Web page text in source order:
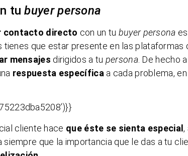
tubuyer persona
contacto directo con un tu buyer persona
que estar presente en las plataformas
mensajes dirigidos a tu persona. De hecho
respuesta específica a cada problema,
cliente hace que éste se sienta especial,
siempre que la importancia que le das a tu